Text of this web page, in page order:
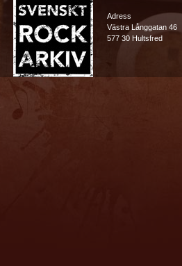
Adress
Västra Långgatan 46
577 30 Hultsfred